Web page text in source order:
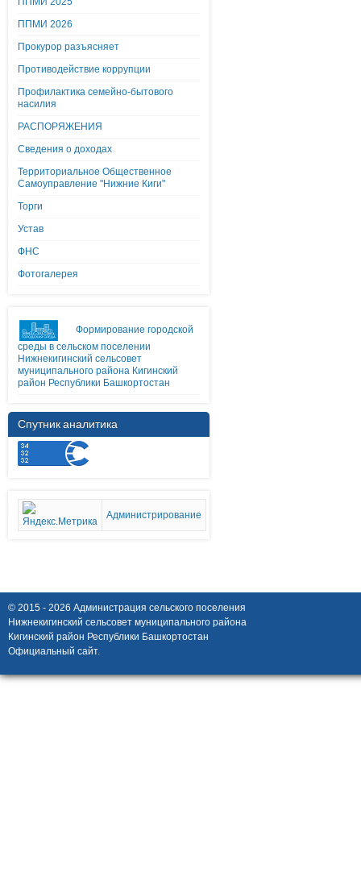
ППМИ 2026
Прокурор разъясняет
Противодействие коррупции
Профилактика семейно-бытового
насилия
РАСПОРЯЖЕНИЯ
Сведения о доходах
Территориальное Общественное
Самоуправление "Нижние Киги"
Торги
Устав
ФНС
Фотогалерея
Формирование городской
среды в сельском поселении
Нижнекигинский сельсовет
муниципального района Кигинский
район Республики Башкортостан
Спутник аналитика
Администрирование
© 2015 - 2026 Администрация сельского поселения
Нижнекигинский сельсовет муниципального района
Кигинский район Республики Башкортостан
Официальный сайт.